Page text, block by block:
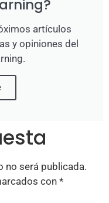
artículos
y opiniones del
no será publicada.
con *